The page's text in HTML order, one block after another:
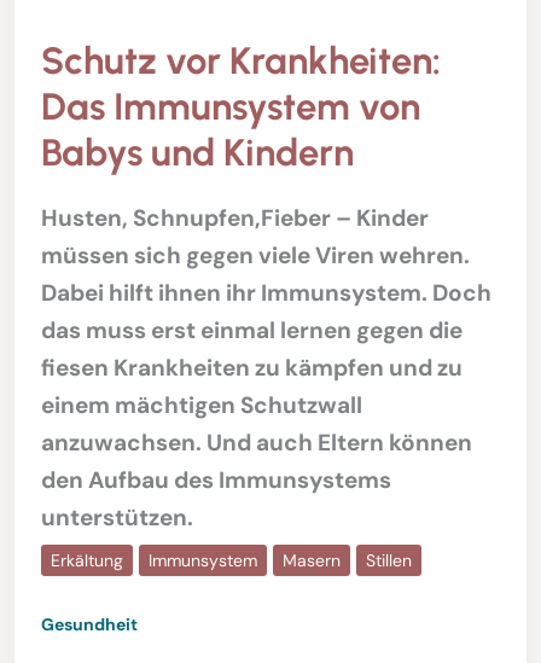
Schutz vor Krankheiten:
Das Immunsystem von
Babys und Kindern
Husten, Schnupfen,Fieber – Kinder
müssen sich gegen viele Viren wehren.
Dabei hilft ihnen ihr Immunsystem. Doch
das muss erst einmal lernen gegen die
fiesen Krankheiten zu kämpfen und zu
einem mächtigen Schutzwall
anzuwachsen. Und auch Eltern können
den Aufbau des Immunsystems
unterstützen.
Erkältung Immunsystem Masern Stillen
Gesundheit